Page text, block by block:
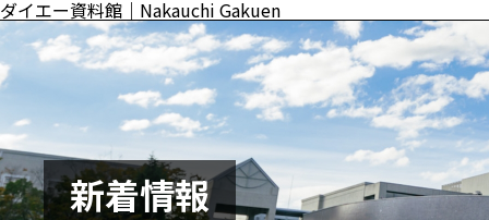
ダイエー資料館｜Nakauchi Gakuen
新着情報